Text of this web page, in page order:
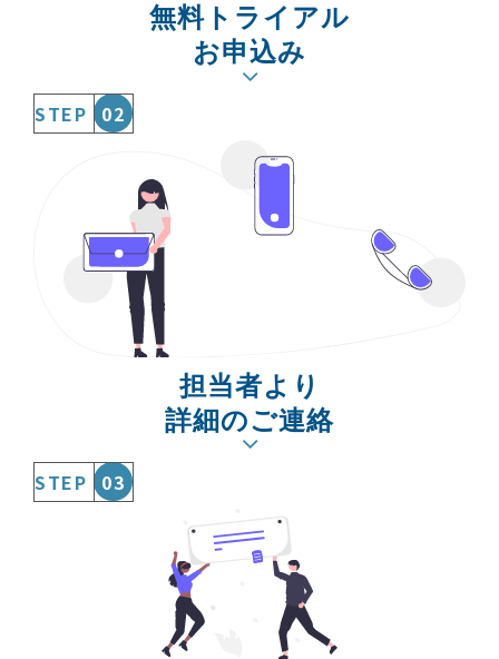
無料トライアル
お申込み
STEP 02
担当者より
詳細のご連絡
STEP 03